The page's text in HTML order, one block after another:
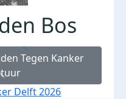
Bos
Tegen Kanker
Delft 2026